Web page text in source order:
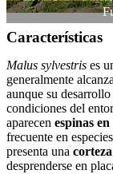
Características
Malus sylvestris es
generalmente
aunque su
condiciones del
aparecen espinas
frecuente en
presenta una
desprenderse en